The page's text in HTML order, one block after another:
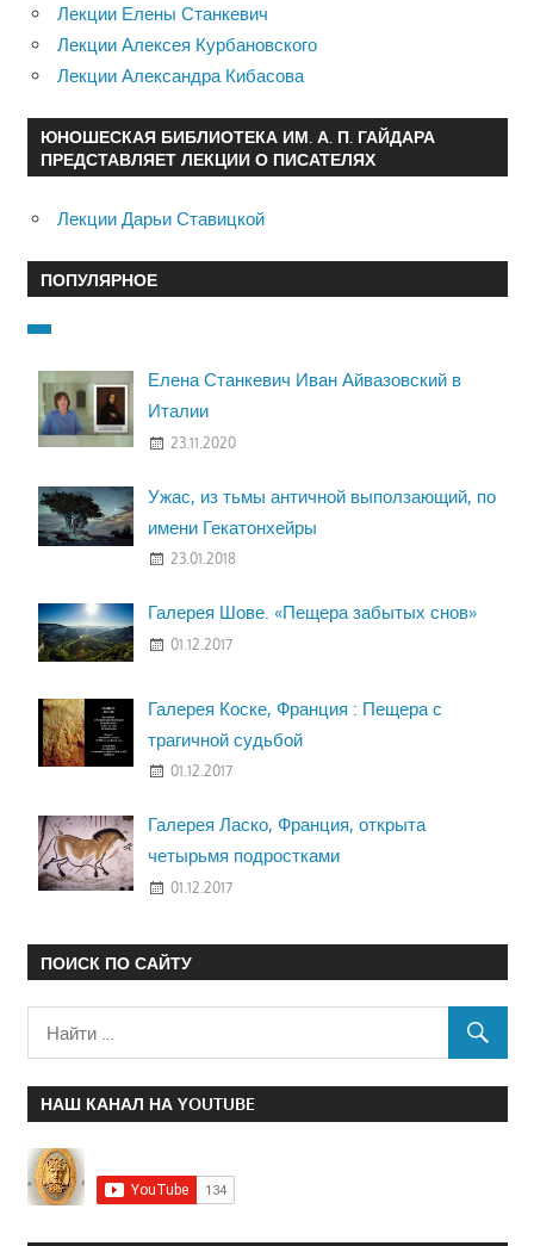
Лекции Елены Станкевич
Лекции Алексея Курбановского
Лекции Александра Кибасова
ЮНОШЕСКАЯ БИБЛИОТЕКА ИМ. А. П. ГАЙДАРА
ПРЕДСТАВЛЯЕТ ЛЕКЦИИ О ПИСАТЕЛЯХ
Лекции Дарьи Ставицкой
ПОПУЛЯРНОЕ
Елена Станкевич Иван Айвазовский в
Италии
23.11.2020
Ужас, из тьмы античной выползающий, по
имени Гекатонхейры
23.01.2018
Галерея Шове. «Пещера забытых снов»
01.12.2017
Галерея Коске, Франция : Пещера с
трагичной судьбой
01.12.2017
Галерея Ласко, Франция, открыта
четырьмя подростками
01.12.2017
ПОИСК ПО САЙТУ
НАШ КАНАЛ НА YOUTUBE